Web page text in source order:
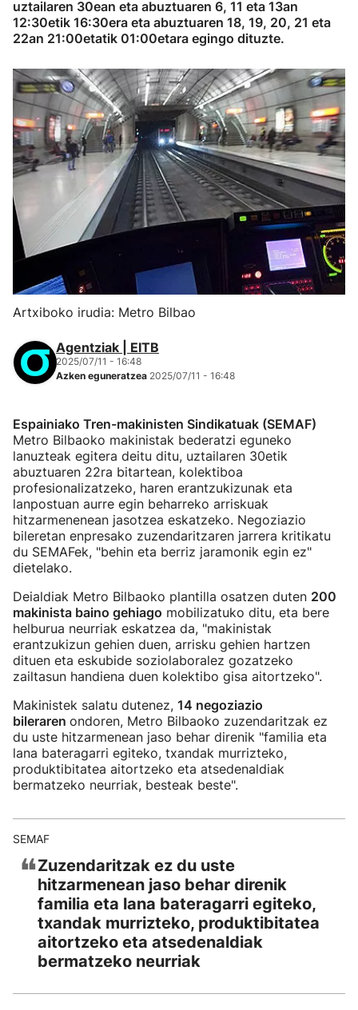
uztailaren 30ean eta abuztuaren 6, 11 eta 13an
12:30etik 16:30era eta abuztuaren 18, 19, 20, 21 eta
22an 21:00etatik 01:00etara egingo dituzte.
Artxiboko irudia: Metro Bilbao
Agentziak | EITB
2025/07/11 - 16:48
Azken eguneratzea 2025/07/11 - 16:48
Espainiako Tren-makinisten Sindikatuak (SEMAF)
Metro Bilbaoko makinistak bederatzi eguneko
lanuzteak egitera deitu ditu, uztailaren 30etik
abuztuaren 22ra bitartean, kolektiboa
profesionalizatzeko, haren erantzukizunak eta
lanpostuan aurre egin beharreko arriskuak
hitzarmenenean jasotzea eskatzeko. Negoziazio
bileretan enpresako zuzendaritzaren jarrera kritikatu
du SEMAFek, "behin eta berriz jaramonik egin ez"
dietelako.
Deialdiak Metro Bilbaoko plantilla osatzen duten 200
makinista baino gehiago mobilizatuko ditu, eta bere
helburua neurriak eskatzea da, "makinistak
erantzukizun gehien duen, arrisku gehien hartzen
dituen eta eskubide soziolaboralez gozatzeko
zailtasun handiena duen kolektibo gisa aitortzeko".
Makinistek salatu dutenez, 14 negoziazio
bileraren ondoren, Metro Bilbaoko zuzendaritzak ez
du uste hitzarmenean jaso behar direnik "familia eta
lana bateragarri egiteko, txandak murrizteko,
produktibitatea aitortzeko eta atsedenaldiak
bermatzeko neurriak, besteak beste".
SEMAF
❝Zuzendaritzak ez du uste
hitzarmenean jaso behar direnik
familia eta lana bateragarri egiteko,
txandak murrizteko, produktibitatea
aitortzeko eta atsedenaldiak
bermatzeko neurriak